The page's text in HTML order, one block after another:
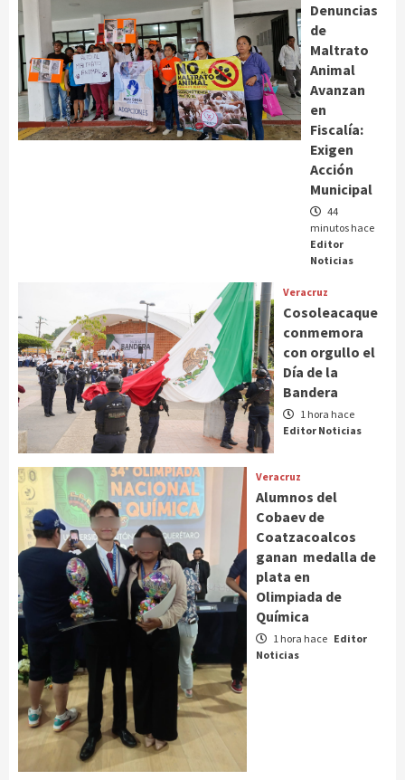
Denuncias
de
Maltrato
Animal
Avanzan
en
Fiscalía:
Exigen
Acción
Municipal
44
minutos hace
Editor
Noticias
Veracruz
Cosoleacaque
conmemora
con orgullo el
Día de la
Bandera
1 hora hace
Editor Noticias
Veracruz
Alumnos del
Cobaev de
Coatzacoalcos
ganan medalla de
plata en
Olimpiada de
Química
1 hora hace Editor
Noticias